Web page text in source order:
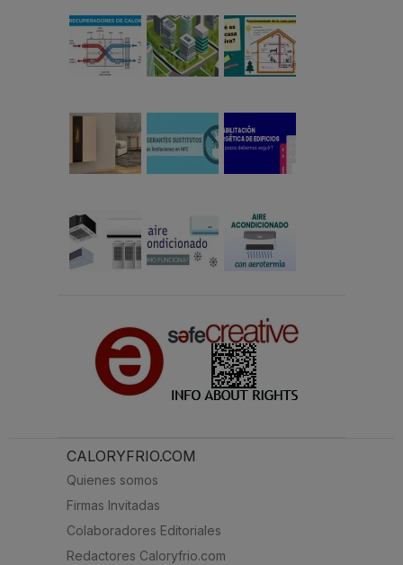
CALORYFRIO.COM
Quienes somos
Firmas Invitadas
Colaboradores Editoriales
Redactores Caloryfrio.com